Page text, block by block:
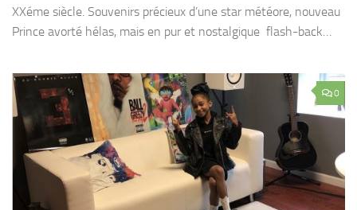
XXéme siècle. Souvenirs précieux d’une star météore, nouveau
Prince avorté hélas, mais en pur et nostalgique flash-back…
0